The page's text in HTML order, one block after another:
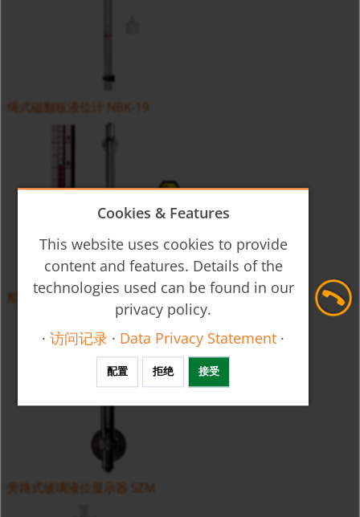
绳式磁翻板液位计 NBK-19
船级防爆型磁翻板液位计 NBK-03...NBK-33 和 /EX
旁路式玻璃液位显示器 SZM
Cookies & Features
This website uses cookies to provide
content and features. Details of the
technologies used can be found in our
privacy policy.
·访问记录 · Data Privacy Statement ·
配置 拒绝 接受